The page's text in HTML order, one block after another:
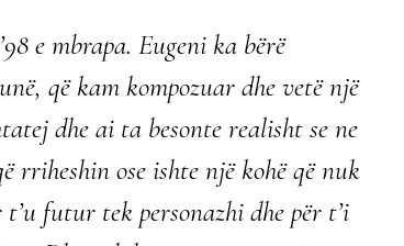
e mbrapa. Eugeni ka bërë
që kam kompozuar dhe vetë një
dhe ai ta besonte realisht se ne
rriheshin ose ishte një kohë që nuk
futur tek personazhi dhe për t’i